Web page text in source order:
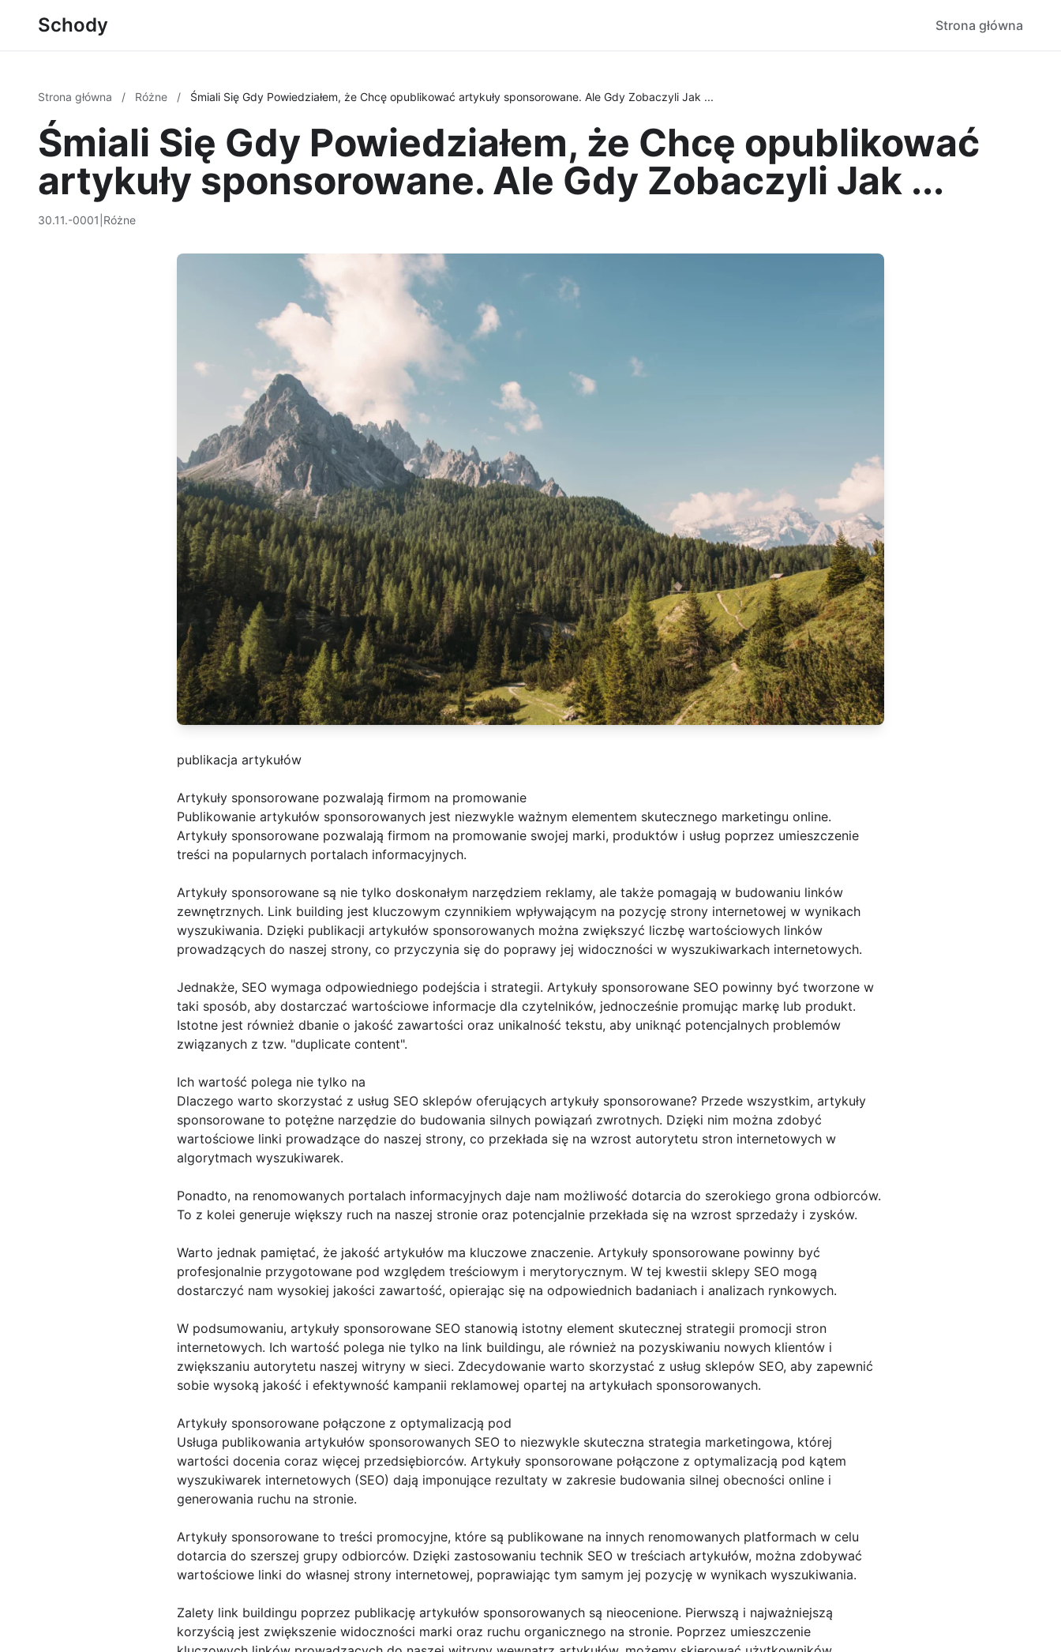
Schody Strona główna
Strona główna / Różne / Śmiali Się Gdy Powiedziałem, że Chcę opublikować artykuły sponsorowane. Ale Gdy Zobaczyli Jak ...
Śmiali Się Gdy Powiedziałem, że Chcę opublikować
artykuły sponsorowane. Ale Gdy Zobaczyli Jak ...
30.11.-0001 Różne
publikacja artykułów
Artykuły sponsorowane pozwalają firmom na promowanie
Publikowanie artykułów sponsorowanych jest niezwykle ważnym elementem skutecznego marketingu online.
Artykuły sponsorowane pozwalają firmom na promowanie swojej marki, produktów i usług poprzez umieszczenie
treści na popularnych portalach informacyjnych.
Artykuły sponsorowane są nie tylko doskonałym narzędziem reklamy, ale także pomagają w budowaniu linków
zewnętrznych. Link building jest kluczowym czynnikiem wpływającym na pozycję strony internetowej w wynikach
wyszukiwania. Dzięki publikacji artykułów sponsorowanych można zwiększyć liczbę wartościowych linków
prowadzących do naszej strony, co przyczynia się do poprawy jej widoczności w wyszukiwarkach internetowych.
Jednakże, SEO wymaga odpowiedniego podejścia i strategii. Artykuły sponsorowane SEO powinny być tworzone w
taki sposób, aby dostarczać wartościowe informacje dla czytelników, jednocześnie promując markę lub produkt.
Istotne jest również dbanie o jakość zawartości oraz unikalność tekstu, aby uniknąć potencjalnych problemów
związanych z tzw. "duplicate content".
Ich wartość polega nie tylko na
Dlaczego warto skorzystać z usług SEO sklepów oferujących artykuły sponsorowane? Przede wszystkim, artykuły
sponsorowane to potężne narzędzie do budowania silnych powiązań zwrotnych. Dzięki nim można zdobyć
wartościowe linki prowadzące do naszej strony, co przekłada się na wzrost autorytetu stron internetowych w
algorytmach wyszukiwarek.
Ponadto, na renomowanych portalach informacyjnych daje nam możliwość dotarcia do szerokiego grona odbiorców.
To z kolei generuje większy ruch na naszej stronie oraz potencjalnie przekłada się na wzrost sprzedaży i zysków.
Warto jednak pamiętać, że jakość artykułów ma kluczowe znaczenie. Artykuły sponsorowane powinny być
profesjonalnie przygotowane pod względem treściowym i merytorycznym. W tej kwestii sklepy SEO mogą
dostarczyć nam wysokiej jakości zawartość, opierając się na odpowiednich badaniach i analizach rynkowych.
W podsumowaniu, artykuły sponsorowane SEO stanowią istotny element skutecznej strategii promocji stron
internetowych. Ich wartość polega nie tylko na link buildingu, ale również na pozyskiwaniu nowych klientów i
zwiększaniu autorytetu naszej witryny w sieci. Zdecydowanie warto skorzystać z usług sklepów SEO, aby zapewnić
sobie wysoką jakość i efektywność kampanii reklamowej opartej na artykułach sponsorowanych.
Artykuły sponsorowane połączone z optymalizacją pod
Usługa publikowania artykułów sponsorowanych SEO to niezwykle skuteczna strategia marketingowa, której
wartości docenia coraz więcej przedsiębiorców. Artykuły sponsorowane połączone z optymalizacją pod kątem
wyszukiwarek internetowych (SEO) dają imponujące rezultaty w zakresie budowania silnej obecności online i
generowania ruchu na stronie.
Artykuły sponsorowane to treści promocyjne, które są publikowane na innych renomowanych platformach w celu
dotarcia do szerszej grupy odbiorców. Dzięki zastosowaniu technik SEO w treściach artykułów, można zdobywać
wartościowe linki do własnej strony internetowej, poprawiając tym samym jej pozycję w wynikach wyszukiwania.
Zalety link buildingu poprzez publikację artykułów sponsorowanych są nieocenione. Pierwszą i najważniejszą
korzyścią jest zwiększenie widoczności marki oraz ruchu organicznego na stronie. Poprzez umieszczenie